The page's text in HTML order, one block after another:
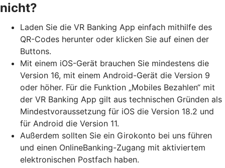
nicht?
Laden Sie die VR Banking App einfach mithilfe des
QR-Codes herunter oder klicken Sie auf einen der
Buttons.
Mit einem iOS-Gerät brauchen Sie mindestens die
Version 16, mit einem Android-Gerät die Version 9
oder höher. Für die Funktion „Mobiles Bezahlen“ mit
der VR Banking App gilt aus technischen Gründen als
Mindestvoraussetzung für iOS die Version 18.2 und
für Android die Version 11.
Außerdem sollten Sie ein Girokonto bei uns führen
und einen OnlineBanking-Zugang mit aktiviertem
elektronischen Postfach haben.